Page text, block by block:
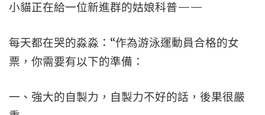
小貓正在給一位新進群的姑娘科普——
每天都在哭的淼淼：“作為游泳運動員合格的女
票，你需要有以下的準備：
一、強大的自製力，自製力不好的話，後果很嚴